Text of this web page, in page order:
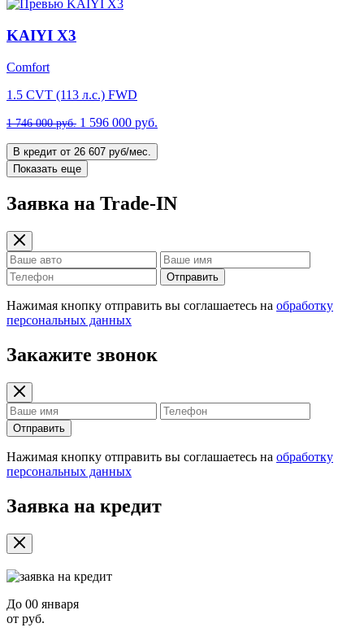
KAIYI X3
Comfort
1.5 CVT (113 л.с.) FWD
1 746 000 руб. 1 596 000 руб.
В кредит от 26 607 руб/мес.
Показать еще
Заявка на Trade-IN
Отправить
Нажимая кнопку отправить вы соглашаетесь на обработку
персональных данных
Закажите звонок
Отправить
Нажимая кнопку отправить вы соглашаетесь на обработку
персональных данных
Заявка на кредит
До 00 января
от руб.